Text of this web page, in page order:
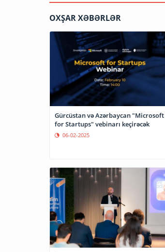
OXŞAR XƏBƏRLƏR
Gürcüstan və Azərbaycan "Microsoft
for Startups" vebinarı keçirəcək
06-02-2025